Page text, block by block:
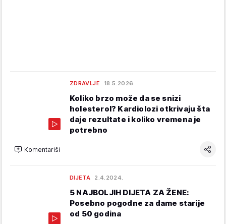
ZDRAVLJE 18.5.2026.
Koliko brzo može da se snizi
holesterol? Kardiolozi otkrivaju šta
daje rezultate i koliko vremena je
potrebno
Komentariši
DIJETA 2.4.2024.
5 NAJBOLJIH DIJETA ZA ŽENE:
Posebno pogodne za dame starije
od 50 godina